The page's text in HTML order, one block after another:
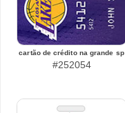
cartão de crédito na grande sp
#252054